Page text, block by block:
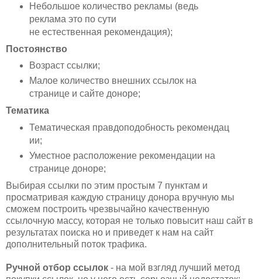
Небольшое количество рекламы (ведь
реклама это по сути
не естественная рекомендация);
Постоянство
Возраст ссылки;
Малое количество внешних ссылок на
странице и сайте доноре;
Тематика
Тематическая правдоподобностьрекомендац
ии;
Уместное расположение рекомендации на
странице доноре;
Выбирая ссылки по этим простым 7 пунктам и
просматривая каждую страницу донора вручную мы
сможем построить чрезвычайно качественную
ссылочную массу, которая не только повысит наш сайт в
результатах поиска но и приведет к нам на сайт
дополнительный поток трафика.
Ручной отбор ссылок - на мой взгляд лучший метод